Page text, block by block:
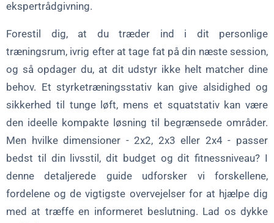
Målgrupper
Hvordan man vælger: Faktorer at overveje
Fitness-mål
Budget
Redskaber og alsidighed
Sikkerhedsfunktioner
Eksempler og anbefalinger fra den virkelige verden
Til seriøse styrkeløftere
ekspertrådgivning.
Forestil dig, at du træder ind i dit personlige
træningsrum, ivrig efter at tage fat på din næste session,
og så opdager du, at dit udstyr ikke helt matcher dine
behov. Et styrketræningsstativ kan give alsidighed og
sikkerhed til tunge løft, mens et squatstativ kan være
den ideelle kompakte løsning til begrænsede områder.
Men hvilke dimensioner - 2x2, 2x3 eller 2x4 - passer
bedst til din livsstil, dit budget og dit fitnessniveau? I
denne detaljerede guide udforsker vi forskellene,
fordelene og de vigtigste overvejelser for at hjælpe dig
med at træffe en informeret beslutning. Lad os dykke